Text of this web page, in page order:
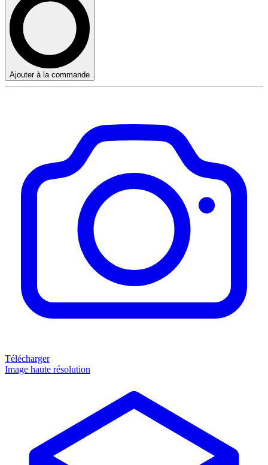
Ajouter à la commande
Télécharger
Image haute résolution